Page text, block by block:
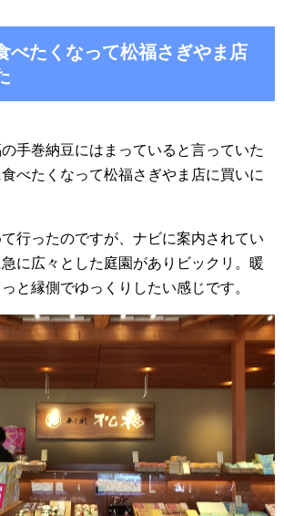
べたくなって松福さぎやま店
手巻納豆にはまっていると言っていた
べたくなって松福さぎやま店に買いに
行ったのですが、ナビに案内されてい
に広々とした庭園がありビックリ。暖
と縁側でゆっくりしたい感じです。